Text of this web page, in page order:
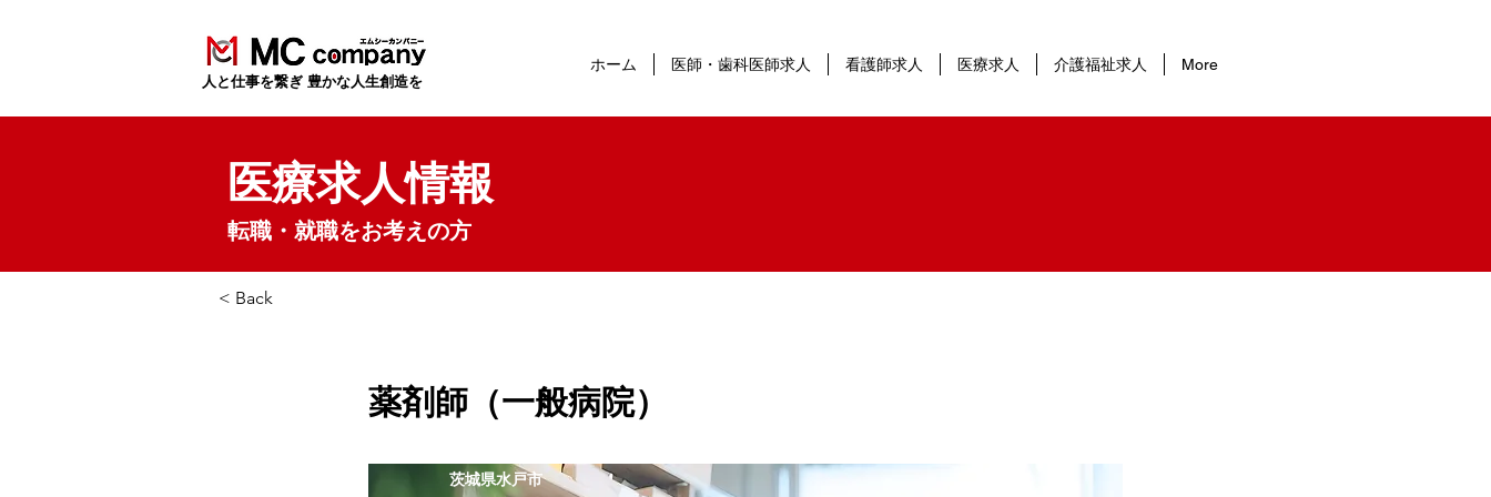
​人と仕事を繋ぎ 豊かな人生創造を
ホーム 医師・歯科医師求人 看護師求人 医療求人 介護福祉求人 More
医療求人情報
転職・就職をお考えの方
< Back
薬剤師（一般病院）
茨城県水戸市